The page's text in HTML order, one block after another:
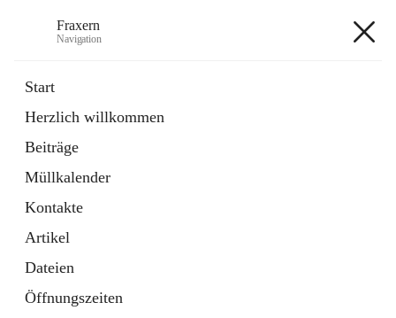
Fraxern
Navigation
Start
Herzlich willkommen
Beiträge
Müllkalender
Kontakte
Artikel
Dateien
Öffnungszeiten
Ordner
in
Tab
Formulare
Artikel
öffnet
in
neuem
Tab